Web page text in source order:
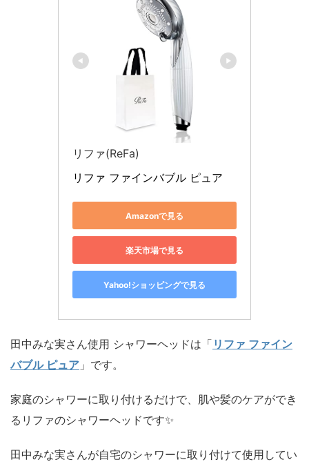
リファ(ReFa)
リファ ファインバブル ピュア
Amazonで見る
楽天市場で見る
Yahoo!ショッピングで見る
田中みな実さん使用 シャワーヘッドは「 リファ ファイン
バブル ピュア 」です。
家庭のシャワーに取り付けるだけで、肌や髪のケアができ
るリファのシャワーヘッドです✨
田中みな実さんが自宅のシャワーに取り付けて使用してい